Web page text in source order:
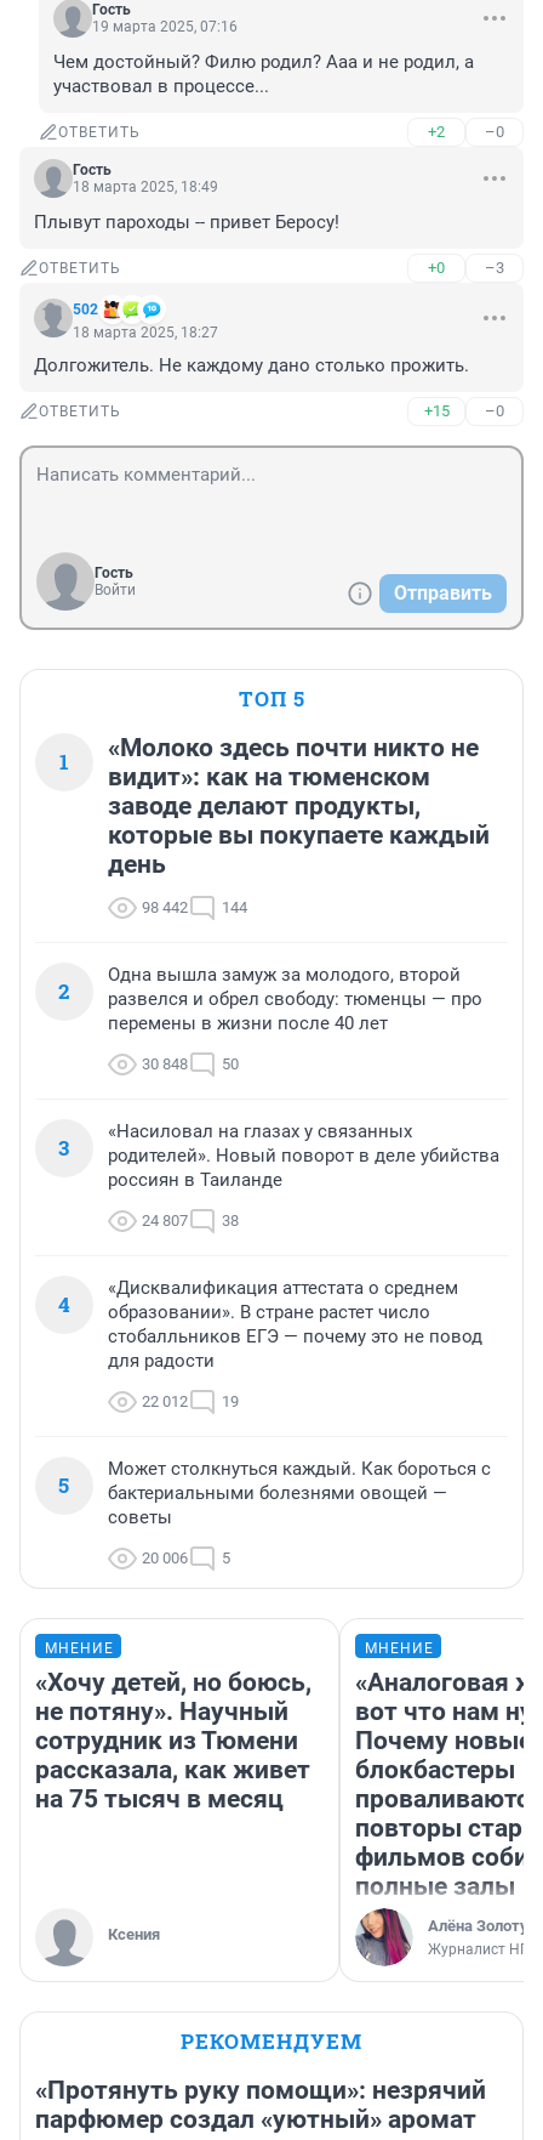
Гость
19 марта 2025, 07:16
Чем достойный? Филю родил? Ааа и не родил, а
участвовал в процессе...
ОТВЕТИТЬ +2 –0
Гость
18 марта 2025, 18:49
Плывут пароходы -- привет Беросу!
ОТВЕТИТЬ +0 –3
502
18 марта 2025, 18:27
Долгожитель. Не каждому дано столько прожить.
ОТВЕТИТЬ +15 –0
Гость
Войти
Отправить
ТОП 5
1
«Молоко здесь почти никто не
видит»: как на тюменском
заводе делают продукты,
которые вы покупаете каждый
день
98 442 144
2
Одна вышла замуж за молодого, второй
развелся и обрел свободу: тюменцы — про
перемены в жизни после 40 лет
30 848 50
3
«Насиловал на глазах у связанных
родителей». Новый поворот в деле убийства
россиян в Таиланде
24 807 38
4
«Дисквалификация аттестата о среднем
образовании». В стране растет число
стобалльников ЕГЭ — почему это не повод
для радости
22 012 19
5
Может столкнуться каждый. Как бороться с
бактериальными болезнями овощей —
советы
20 006 5
МНЕНИЕ
«Хочу детей, но боюсь,
не потяну». Научный
сотрудник из Тюмени
рассказала, как живет
на 75 тысяч в месяц
Ксения
МНЕНИЕ
«Аналоговая
вот что нам
Почему новые
блокбастеры
повторы
фильмов
полные залы
Алёна
Журналист НГС
РЕКОМЕНДУЕМ
«Протянуть руку помощи»: незрячий
парфюмер создал «уютный» аромат